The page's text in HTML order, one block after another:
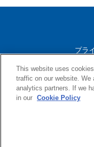
プラ
This website uses
traffic on our website. We
analytics partners. If we
in our Cookie Policy